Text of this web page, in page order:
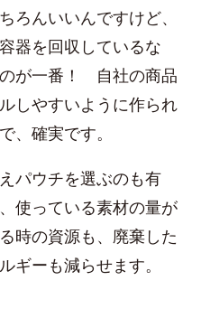
ろんいいんですけど、
器を回収しているな
が一番！ 自社の商品
しやすいように作られ
、確実です。
パウチを選ぶのも有
使っている素材の量が
時の資源も、廃棄した
ギーも減らせます。